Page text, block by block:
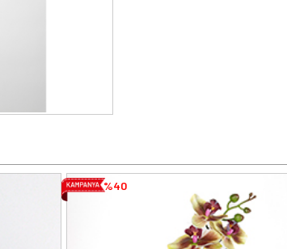
%40